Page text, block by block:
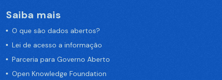
Saiba mais
O que são dados abertos?
Lei de acesso a informação
Parceria para Governo Aberto
Open Knowledge Foundation